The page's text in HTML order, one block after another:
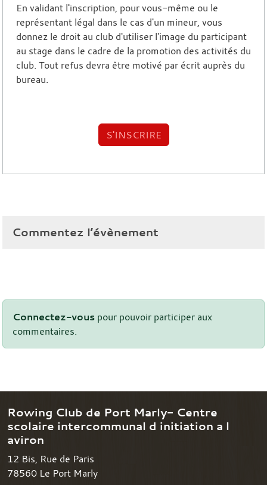
En validant l'inscription, pour vous-même ou le
représentant légal dans le cas d'un mineur, vous
donnez le droit au club d'utiliser l'image du participant
au stage dans le cadre de la promotion des activités du
club. Tout refus devra être motivé par écrit auprès du
bureau.
Commentez l’évènement
Connectez-vous pour pouvoir participer aux
commentaires.
Rowing Club de Port Marly- Centre
scolaire intercommunal d initiation a l
aviron
12 Bis, Rue de Paris
78560 Le Port Marly